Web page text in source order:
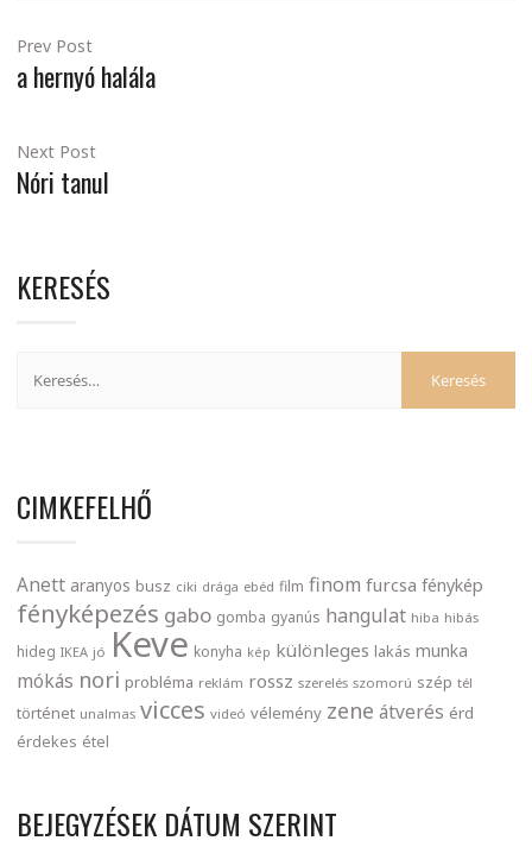
Prev Post
a hernyó halála
Next Post
Nóri tanul
KERESÉS
CIMKEFELHŐ
Anett aranyos busz ciki drága ebéd film finom furcsa fénykép
fényképezés gabo gomba gyanús hangulat hiba hibás
hideg IKEA jó Keve konyha kép különleges lakás munka
mókás nori probléma reklám rossz szerelés szomorú szép tél
történet unalmas vicces videó vélemény zene átverés érd
érdekes étel
BEJEGYZÉSEK DÁTUM SZERINT